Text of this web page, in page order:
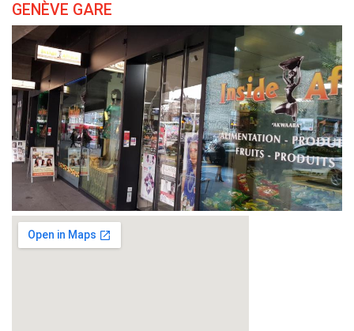
GENÈVE GARE